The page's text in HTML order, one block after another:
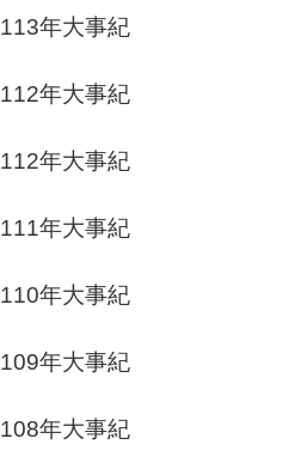
113年大事紀
112年大事紀
112年大事紀
111年大事紀
110年大事紀
109年大事紀
108年大事紀